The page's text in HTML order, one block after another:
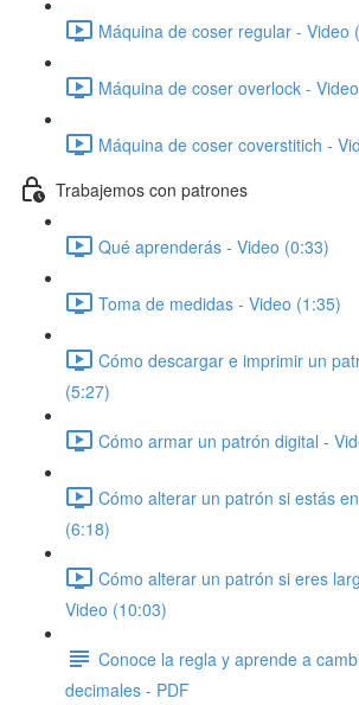
Máquina de coser regular - Video
Máquina de coser overlock -
Máquina de coser coverstitich -
Trabajemos con patrones
Qué aprenderás - Video (0:33)
Toma de medidas - Video (1:35)
Cómo descargar e imprimir un
(5:27)
Cómo armar un patrón digital -
Cómo alterar un patrón si estás
(6:18)
Cómo alterar un patrón si eres
Video (10:03)
Conoce la regla y aprende a
decimales - PDF